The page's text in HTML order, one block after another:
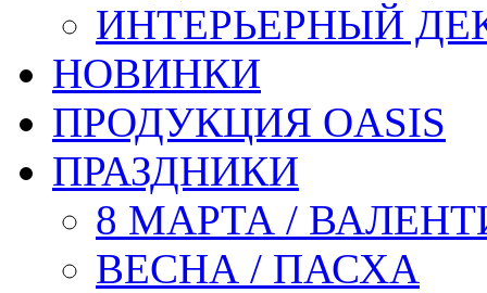
ИНТЕРЬЕРНЫЙ
НОВИНКИ
ПРОДУКЦИЯ OASIS
ПРАЗДНИКИ
8 МАРТА /
ВЕСНА / ПАСХА